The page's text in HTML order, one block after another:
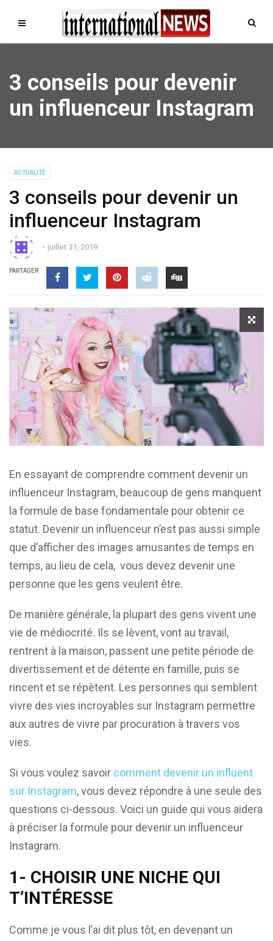
3 conseils pour devenir
un influenceur Instagram
ACTUALITÉ
3 conseils pour devenir un
influenceur Instagram
juillet 31, 2019
PARTAGER
En essayant de comprendre comment devenir un
influenceur Instagram, beaucoup de gens manquent
la formule de base fondamentale pour obtenir ce
statut. Devenir un influenceur n’est pas aussi simple
que d’afficher des images amusantes de temps en
temps, au lieu de cela, vous devez devenir une
personne que les gens veulent être.
De manière générale, la plupart des gens vivent une
vie de médiocrité. Ils se lèvent, vont au travail,
rentrent à la maison, passent une petite période de
divertissement et de détente en famille, puis se
rincent et se répètent. Les personnes qui semblent
vivre des vies incroyables sur Instagram permettre
aux autres de vivre par procuration à travers vos
vies.
Si vous voulez savoir comment devenir un influent
sur Instagram, vous devez répondre à une seule des
questions ci-dessous. Voici un guide qui vous aidera
à préciser la formule pour devenir un influenceur
Instagram.
1- CHOISIR UNE NICHE QUI
T’INTÉRESSE
Comme je vous l’ai dit plus tôt, en devenant un